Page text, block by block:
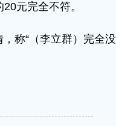
元完全不符。
称“（李立群）完全没